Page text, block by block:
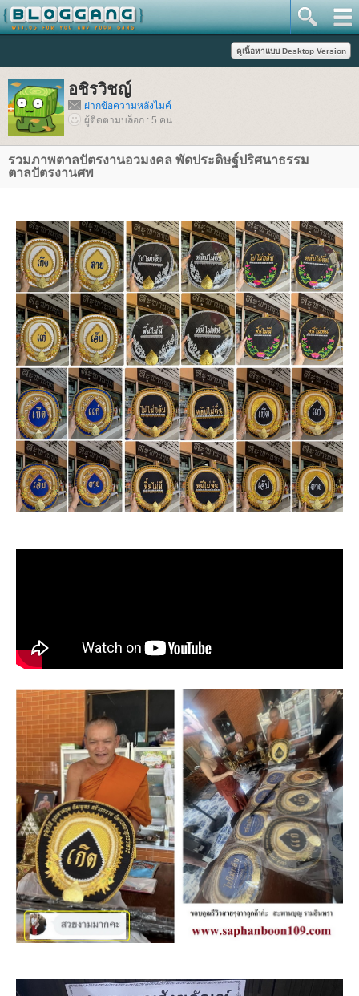
อชิรวิชญ์
ฝากข้อความหลังไมค์
ผู้ติดตามบล็อก : 5 คน
รวมภาพตาลปัตรงานอวมงคล พัดประดิษฐ์ปริศนาธรรม
ตาลปัตรงานศพ